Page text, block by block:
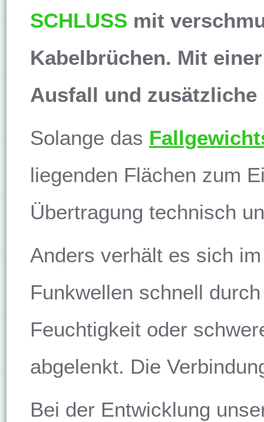
SCHLUSS mit
Kabelbrüchen. Mit
Ausfall und
Solange das
liegenden Flächen zum
Übertragung technisch
Anders verhält es sich
Funkwellen schnell
Feuchtigkeit oder
abgelenkt. Die
Bei der Entwicklung